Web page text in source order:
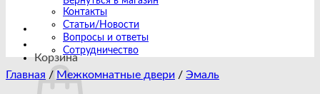
Корзина
Контакты
Статьи/Новости
Вопросы и ответы
Сотрудничество
Главная / Межкомнатные двери / Эмаль